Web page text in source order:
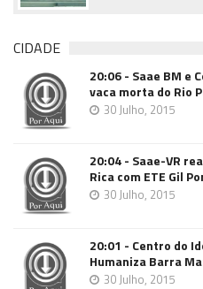
CIDADE
20:06 - Saae BM e
vaca morta do Rio
30 Julho, 2015
20:04 - Saae-VR
Rica com ETE Gil
30 Julho, 2015
20:01 - Centro do
Humaniza Barra
30 Julho, 2015